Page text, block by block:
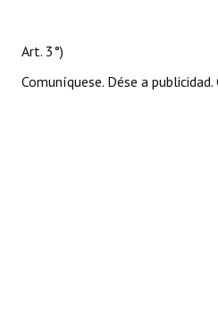
Art. 3°)
Comuníquese. Dése a